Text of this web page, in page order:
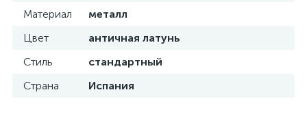
Материал
металл
Цвет
античная латунь
Стиль
стандартный
Страна
Испания